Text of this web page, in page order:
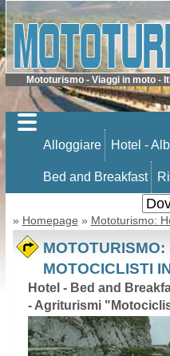
Mototurismo - Viaggi in moto -
Alloggiare Hotel -
Bed and Breakfast
» Homepage » Mototurismo:
MOTOCICLISTI
Hotel - Bed and
- Agriturismi